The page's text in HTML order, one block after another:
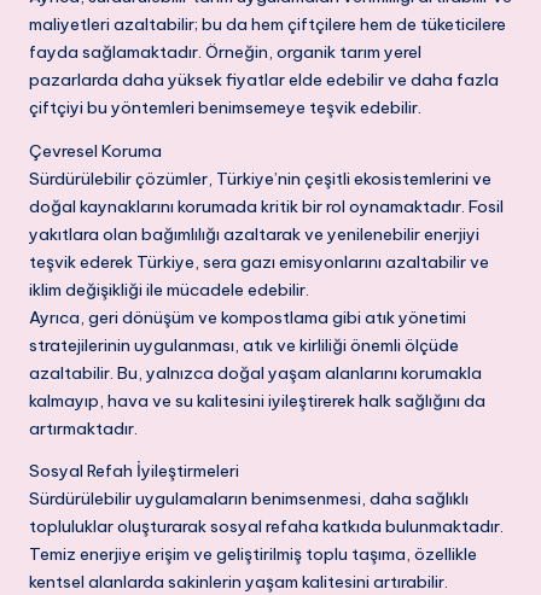
maliyetleri azaltabilir; bu da hem çiftçilere hem de tüketicilere
fayda sağlamaktadır. Örneğin, organik tarım yerel
pazarlarda daha yüksek fiyatlar elde edebilir ve daha fazla
çiftçiyi bu yöntemleri benimsemeye teşvik edebilir.
Çevresel Koruma
Sürdürülebilir çözümler, Türkiye’nin çeşitli ekosistemlerini ve
doğal kaynaklarını korumada kritik bir rol oynamaktadır. Fosil
yakıtlara olan bağımlılığı azaltarak ve yenilenebilir enerjiyi
teşvik ederek Türkiye, sera gazı emisyonlarını azaltabilir ve
iklim değişikliği ile mücadele edebilir.
Ayrıca, geri dönüşüm ve kompostlama gibi atık yönetimi
stratejilerinin uygulanması, atık ve kirliliği önemli ölçüde
azaltabilir. Bu, yalnızca doğal yaşam alanlarını korumakla
kalmayıp, hava ve su kalitesini iyileştirerek halk sağlığını da
artırmaktadır.
Sosyal Refah İyileştirmeleri
Sürdürülebilir uygulamaların benimsenmesi, daha sağlıklı
topluluklar oluşturarak sosyal refaha katkıda bulunmaktadır.
Temiz enerjiye erişim ve geliştirilmiş toplu taşıma, özellikle
kentsel alanlarda sakinlerin yaşam kalitesini artırabilir.